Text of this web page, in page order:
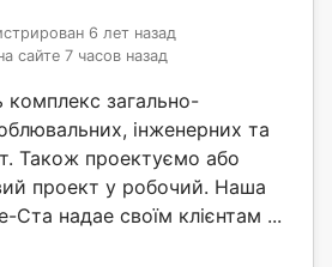
6 лет назад
сайте 7 часов назад
загально-
інженерних та
Також проектуємо або
проект у робочий. Наша
Ста надае своїм клієнтам ...